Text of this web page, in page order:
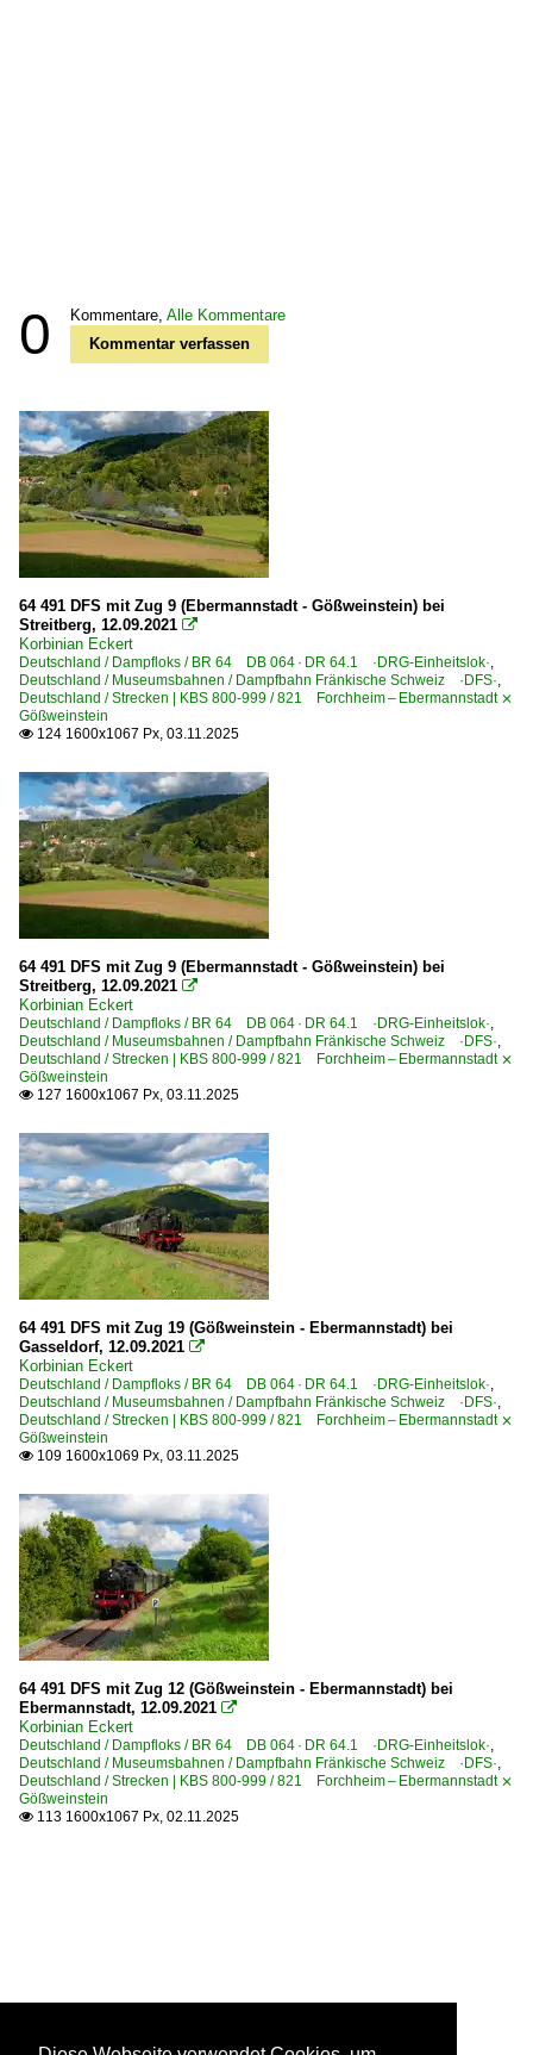
0 Kommentare, Alle Kommentare
Kommentar verfassen
64 491 DFS mit Zug 9 (Ebermannstadt - Gößweinstein) bei
Streitberg, 12.09.2021 
Korbinian Eckert
Deutschland / Dampfloks / BR 64 DB 064 · DR 64.1 ·DRG-Einheitslok·,
Deutschland / Museumsbahnen / Dampfbahn Fränkische Schweiz ·DFS·,
Deutschland / Strecken | KBS 800-999 / 821 Forchheim – Ebermannstadt ⨯
Gößweinstein
 124 1600x1067 Px, 03.11.2025
64 491 DFS mit Zug 9 (Ebermannstadt - Gößweinstein) bei
Streitberg, 12.09.2021 
Korbinian Eckert
Deutschland / Dampfloks / BR 64 DB 064 · DR 64.1 ·DRG-Einheitslok·,
Deutschland / Museumsbahnen / Dampfbahn Fränkische Schweiz ·DFS·,
Deutschland / Strecken | KBS 800-999 / 821 Forchheim – Ebermannstadt ⨯
Gößweinstein
 127 1600x1067 Px, 03.11.2025
64 491 DFS mit Zug 19 (Gößweinstein - Ebermannstadt) bei
Gasseldorf, 12.09.2021 
Korbinian Eckert
Deutschland / Dampfloks / BR 64 DB 064 · DR 64.1 ·DRG-Einheitslok·,
Deutschland / Museumsbahnen / Dampfbahn Fränkische Schweiz ·DFS·,
Deutschland / Strecken | KBS 800-999 / 821 Forchheim – Ebermannstadt ⨯
Gößweinstein
 109 1600x1069 Px, 03.11.2025
64 491 DFS mit Zug 12 (Gößweinstein - Ebermannstadt) bei
Ebermannstadt, 12.09.2021 
Korbinian Eckert
Deutschland / Dampfloks / BR 64 DB 064 · DR 64.1 ·DRG-Einheitslok·,
Deutschland / Museumsbahnen / Dampfbahn Fränkische Schweiz ·DFS·,
Deutschland / Strecken | KBS 800-999 / 821 Forchheim – Ebermannstadt ⨯
Gößweinstein
 113 1600x1067 Px, 02.11.2025